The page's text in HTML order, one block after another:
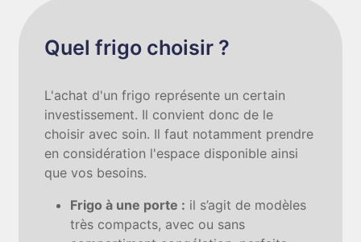
Quel frigo choisir ?
L'achat d'un frigo représente un certain
investissement. Il convient donc de le
choisir avec soin. Il faut notamment prendre
en considération l'espace disponible ainsi
que vos besoins.
Frigo à une porte : il s’agit de modèles
très compacts, avec ou sans